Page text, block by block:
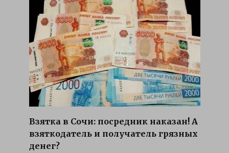
Взятка в Сочи: посредник наказан! А
взяткодатель и получатель грязных
денег?